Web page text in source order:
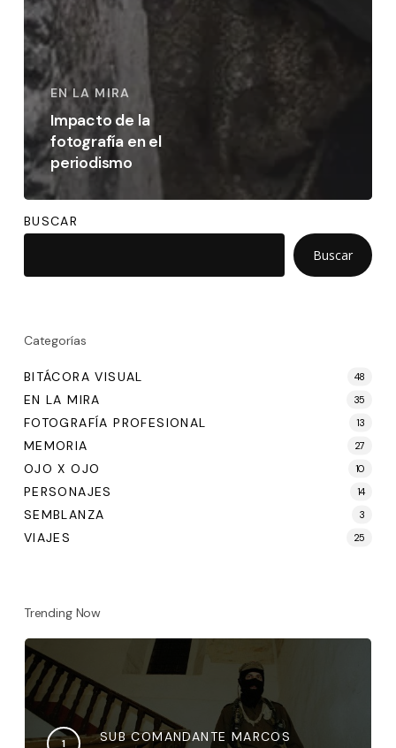
EN LA MIRA
Impacto de la
fotografía en el
periodismo
BUSCAR
Buscar
Categorías
BITÁCORA VISUAL 48
EN LA MIRA 35
FOTOGRAFÍA PROFESIONAL 13
MEMORIA 27
OJO X OJO 10
PERSONAJES 14
SEMBLANZA 3
VIAJES 25
Trending Now
SUB COMANDANTE MARCOS